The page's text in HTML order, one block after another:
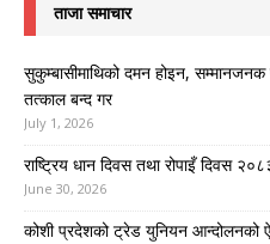
ताजा समाचार
सुकुम्बासीमाथिको दमन होइन, सम्मानजनक
तत्काल बन्द गर
July 1, 2026
राष्ट्रिय धान दिवस तथा रोपाइँ दिवस
June 30, 2026
कोशी प्रदेशको ट्रेड युनियन आन्दोलनको